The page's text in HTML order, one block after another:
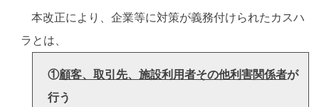
本改正により、企業等に対策が義務付けられたカスハ
ラとは、
①顧客、取引先、施設利用者その他利害関係者が
行う